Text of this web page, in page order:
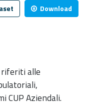
Download
alle
CUP Aziendali.